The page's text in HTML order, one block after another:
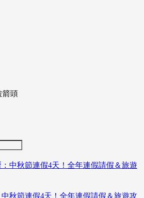
中秋節連假4天！全年連假請假＆旅遊攻